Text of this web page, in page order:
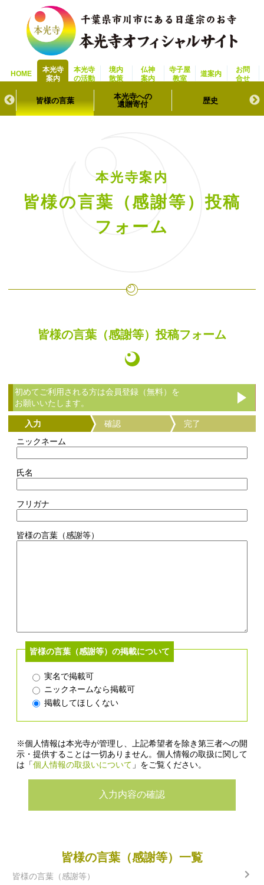
HOME
本光寺
案内
本光寺
の活動
境内
散策
仏神
案内
寺子屋
教室
道案内
お問
合せ
皆様の言葉
本光寺への
遺贈寄付
歴史
本光寺案内
皆様の言葉（感謝等）投稿
フォーム
皆様の言葉（感謝等）投稿フォーム
初めてご利用される方は会員登録（無料）を
お願いいたします。
入力 確認
完了
ニックネーム
氏名
フリガナ
皆様の言葉（感謝等）
皆様の言葉（感謝等）の掲載について
実名で掲載可
ニックネームなら掲載可
掲載してほしくない
※個人情報は本光寺が管理し、上記希望者を除き第三者への開
示・提供することは一切ありません。個人情報の取扱に関して
は「個人情報の取扱いについて 」をご覧ください。
入力内容の確認
皆様の言葉（感謝等）一覧
皆様の言葉（感謝等）